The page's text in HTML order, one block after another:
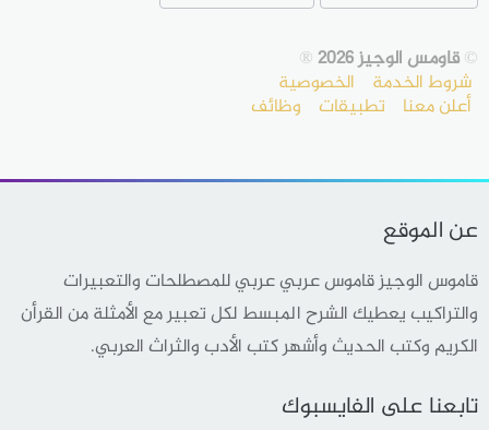
©قاومس الوجيز 2026 ®
شروط الخدمة الخصوصية
أعلن معنا تطبيقات وظائف
عن الموقع
قاموس الوجيز قاموس عربي عربي للمصطلحات والتعبيرات
والتراكيب يعطيك الشرح المبسط لكل تعبير مع الأمثلة من القرأن
الكريم وكتب الحديث وأشهر كتب الأدب والثراث العربي.
تابعنا على الفايسبوك